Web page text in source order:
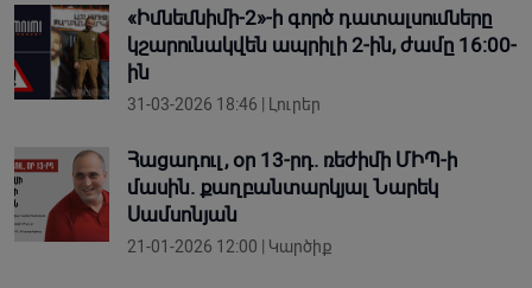
«Իմնեմնիմի-2»-ի գործ դատալսումները
կշարունակվեն ապրիլի 2-ին, ժամը 16:00-
ին
31-03-2026 18:46 | Լուրեր
Հացադուլ, օր 13-րդ. ռեժիմի ՄԻՊ-ի
մասին. քաղբանտարկյալ Նարեկ
Սամսոնյան
21-01-2026 12:00 | Կարծիք